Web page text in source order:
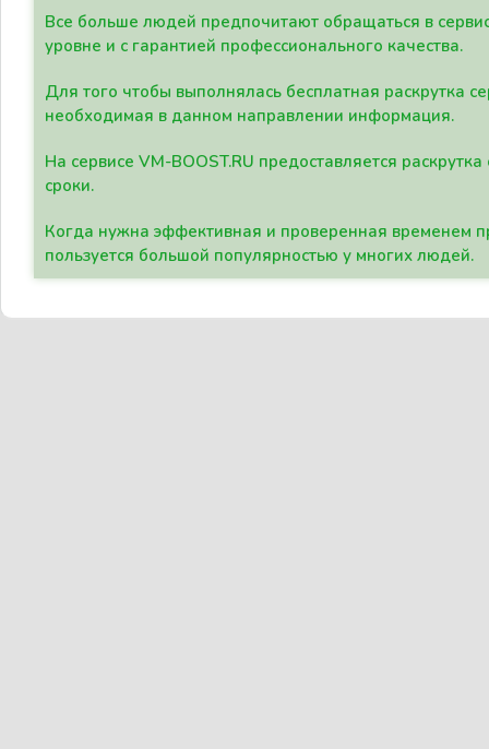
Все больше людей предпочитают обращаться в
уровне и с гарантией профессионального качества.
Для того чтобы выполнялась бесплатная раскрутка
необходимая в данном направлении информация.
На сервисе VM-BOOST.RU предоставляется
сроки.
Когда нужна эффективная и проверенная временем
пользуется большой популярностью у многих людей.